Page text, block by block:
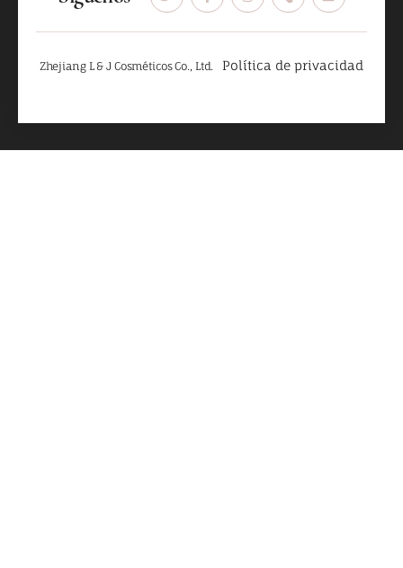
Zhejiang L & J Cosméticos Co., Ltd. Política de privacidad